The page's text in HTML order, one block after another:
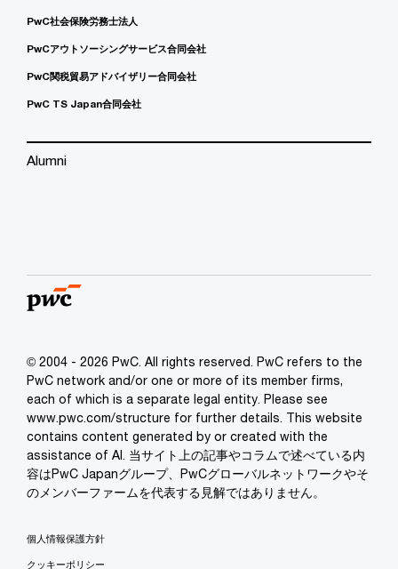
PwC社会保険労務士法人
PwCアウトソーシングサービス合同会社
PwC関税貿易アドバイザリー合同会社
PwC TS Japan合同会社
Alumni
© 2004 - 2026 PwC. All rights reserved. PwC refers to the
PwC network and/or one or more of its member firms,
each of which is a separate legal entity. Please see
www.pwc.com/structure for further details. This website
contains content generated by or created with the
assistance of AI. 当サイト上の記事やコラムで述べている内
容はPwC Japanグループ、PwCグローバルネットワークやそ
のメンバーファームを代表する見解ではありません。
個人情報保護方針
クッキーポリシー